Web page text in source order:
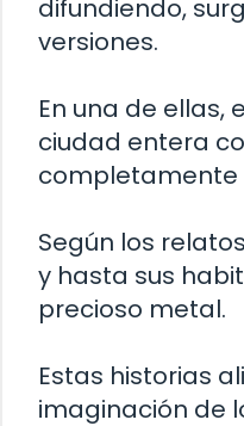
difundiendo,
versiones.
En una de ellas,
ciudad entera
completamente
Según los
y hasta sus
precioso metal.
Estas historias
imaginación de